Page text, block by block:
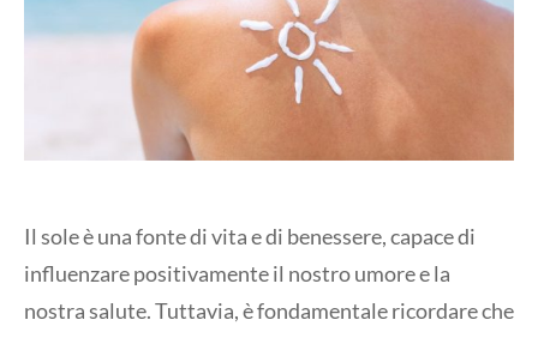
Il sole è una fonte di vita e di benessere, capace di
influenzare positivamente il nostro umore e la
nostra salute. Tuttavia, è fondamentale ricordare che